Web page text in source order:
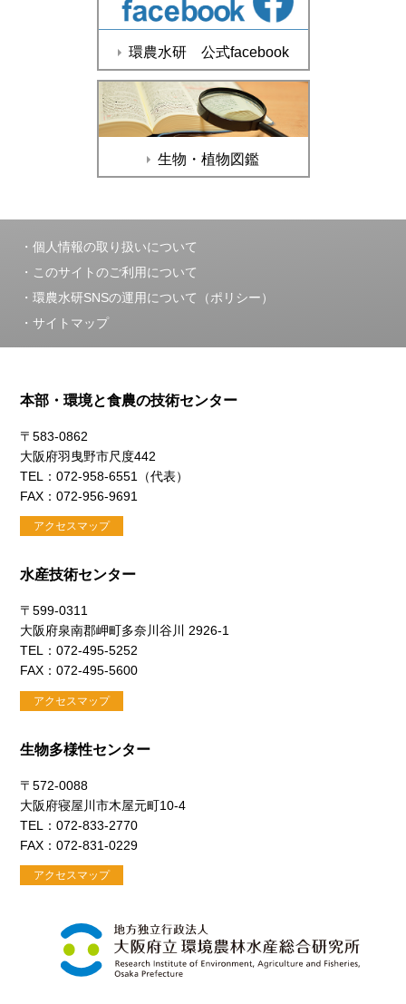
環農水研 公式facebook
生物・植物図鑑
個人情報の取り扱いについて
このサイトのご利用について
環農水研SNSの運用について（ポリシー）
サイトマップ
本部・環境と食農の技術センター
〒583-0862
大阪府羽曳野市尺度442
TEL：072-958-6551（代表）
FAX：072-956-9691
アクセスマップ
水産技術センター
〒599-0311
大阪府泉南郡岬町多奈川谷川 2926-1
TEL：072-495-5252
FAX：072-495-5600
アクセスマップ
生物多様性センター
〒572-0088
大阪府寝屋川市木屋元町10-4
TEL：072-833-2770
FAX：072-831-0229
アクセスマップ